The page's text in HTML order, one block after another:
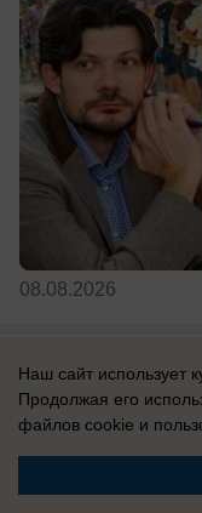
08.08.2026
Новости СМИ2
Наш сайт использует
Продолжая его
файлов cookie и